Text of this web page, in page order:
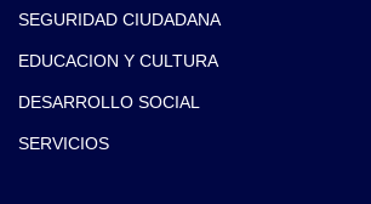
SEGURIDAD CIUDADANA
EDUCACION Y CULTURA
DESARROLLO SOCIAL
SERVICIOS